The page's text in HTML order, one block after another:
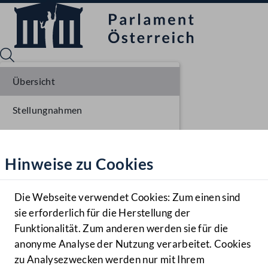
Hilfe
Benutzer
Navigationsmenü öffnen
MENÜ
Hinweise zu Cookies
Die Webseite verwendet Cookies: Zum einen sind
sie erforderlich für die Herstellung der
Funktionalität. Zum anderen werden sie für die
anonyme Analyse der Nutzung verarbeitet. Cookies
zu Analysezwecken werden nur mit Ihrem
Übersicht
Stellungnahmen
Einbringung NR
Ausschussberatungen NR
Plenarberatungen NR
Einlangen BR